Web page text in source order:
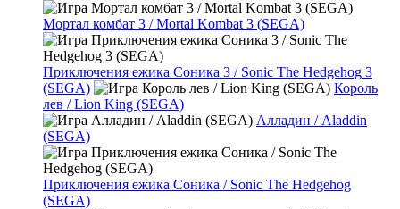
Мортал комбат 3 / Mortal Kombat 3 (SEGA)
Приключения ежика Соника 3 / Sonic The Hedgehog 3
(SEGA)
Король
лев / Lion King (SEGA)
Алладин / Aladdin
(SEGA)
Приключения ежика Соника / Sonic The Hedgehog
(SEGA)